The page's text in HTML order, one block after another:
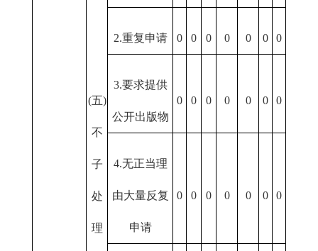
(五)
不
子
处
理
2.重复申请 0 0 0 0 0 0 0
3.要求提供
公开出版物
0 0 0 0 0 0 0
4.无正当理
由大量反复
申请
0 0 0 0 0 0 0